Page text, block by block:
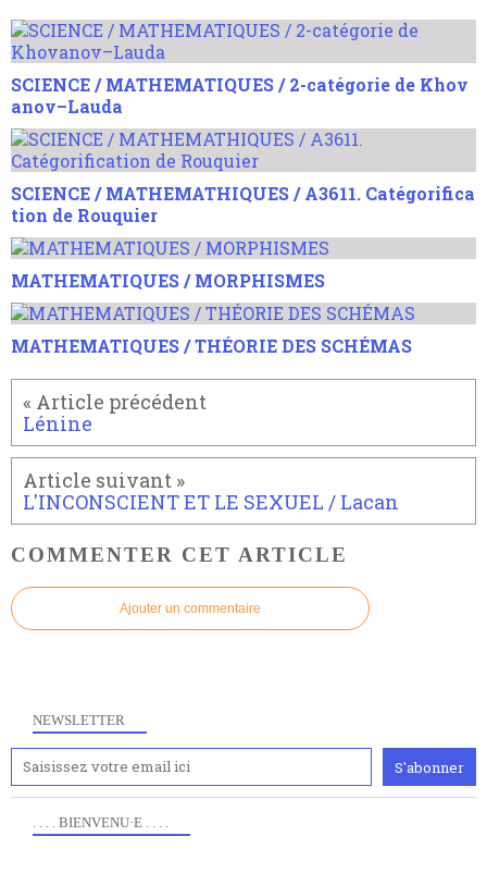
SCIENCE / MATHEMATIQUES / 2-catégorie de Khov
anov–Lauda
SCIENCE / MATHEMATHIQUES / A3611. Catégorifica
tion de Rouquier
MATHEMATIQUES / MORPHISMES
MATHEMATIQUES / THÉORIE DES SCHÉMAS
Lénine
L'INCONSCIENT ET LE SEXUEL / Lacan
COMMENTER CET ARTICLE
Ajouter un commentaire
NEWSLETTER
. . . . BIENVENU·E . . . .